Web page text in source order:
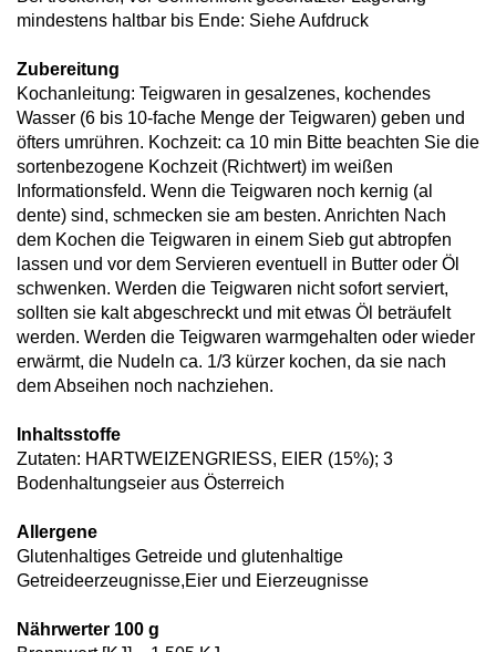
mindestens haltbar bis Ende: Siehe Aufdruck
Zubereitung
Kochanleitung: Teigwaren in gesalzenes, kochendes
Wasser (6 bis 10-fache Menge der Teigwaren) geben und
öfters umrühren. Kochzeit: ca 10 min Bitte beachten Sie die
sortenbezogene Kochzeit (Richtwert) im weißen
Informationsfeld. Wenn die Teigwaren noch kernig (al
dente) sind, schmecken sie am besten. Anrichten Nach
dem Kochen die Teigwaren in einem Sieb gut abtropfen
lassen und vor dem Servieren eventuell in Butter oder Öl
schwenken. Werden die Teigwaren nicht sofort serviert,
sollten sie kalt abgeschreckt und mit etwas Öl beträufelt
werden. Werden die Teigwaren warmgehalten oder wieder
erwärmt, die Nudeln ca. 1/3 kürzer kochen, da sie nach
dem Abseihen noch nachziehen.
Inhaltsstoffe
Zutaten: HARTWEIZENGRIESS, EIER (15%); 3
Bodenhaltungseier aus Österreich
Allergene
Glutenhaltiges Getreide und glutenhaltige
Getreideerzeugnisse,Eier und Eierzeugnisse
Nährwerter 100 g